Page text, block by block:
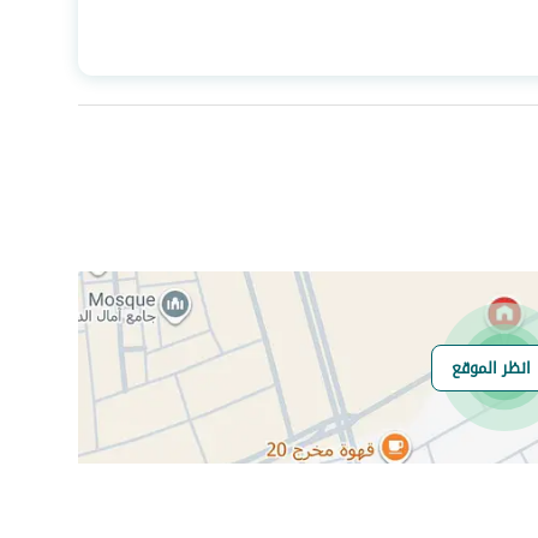
عدد الغرف
15
هل يوجد اي التزام
على العقار ؟
لايوجد انظر الموقع